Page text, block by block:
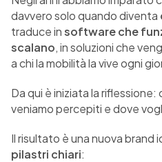
davvero solo quando diventa
traduce insoftware che
scalano, in soluzioni che
a chi la mobilità la vive ogni
Da qui è iniziata la riflessione:
veniamo percepiti e dove
Il risultato è una nuova
pilastri chiari: